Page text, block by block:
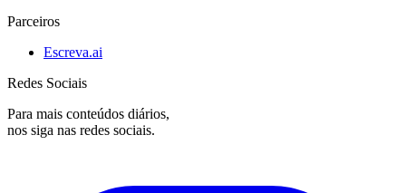
Parceiros
Escreva.ai
Redes Sociais
Para mais conteúdos diários,
nos siga nas redes sociais.